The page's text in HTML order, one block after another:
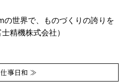
の世界で、ものづくりの誇りを
精機株式会社）
事日和 ≫